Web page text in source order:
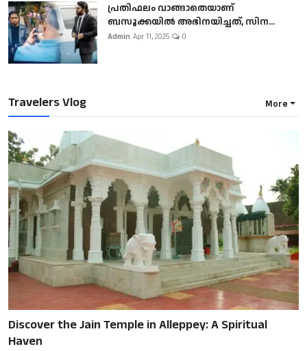
പ്രതിഫലം വാങ്ങാതെയാണ്
ബസൂക്കയില്‍ അഭിനയിച്ചത്, സിന...
Admin Apr 11, 2025 0
Travelers Vlog More
Discover the Jain Temple in Alleppey: A Spiritual
Haven